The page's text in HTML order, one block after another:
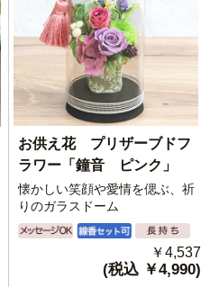
お供え花 プリザーブドフ
ラワー「鐘音 ピンク」
懐かしい笑顔や愛情を偲ぶ、祈
りのガラスドーム
￥4,537
(税込 ￥4,990)